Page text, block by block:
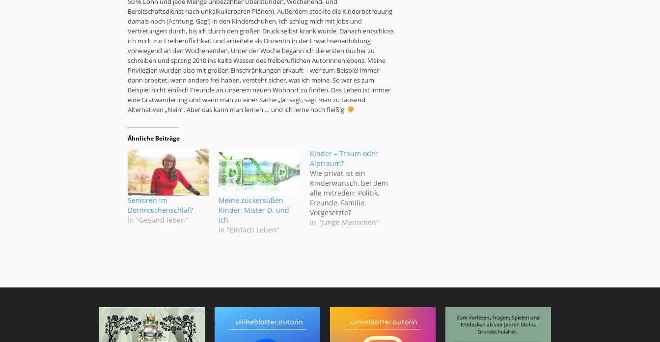
Bereitschaftsdienst nach unkalkulierbaren Plänen). Außerdem steckte die Kinderbetreuung
damals noch (Achtung, Gag!) in den Kinderschuhen. Ich schlug mich mit Jobs und
Vertretungen durch, bis ich durch den großen Druck selbst krank wurde. Danach entschloss
ich mich zur Freiberuflichkeit und arbeitete als Dozentin in der Erwachsenenbildung
vorwiegend an den Wochenenden. Unter der Woche begann ich die ersten Bücher zu
schreiben und sprang 2010 ins kalte Wasser des freiberuflichen Autorinnenlebens. Meine
Privilegien wurden also mit großen Einschränkungen erkauft – wer zum Beispiel immer
dann arbeitet, wenn andere frei haben, versteht sicher, was ich meine. So war es zum
Beispiel nicht einfach Freunde an unserem neuen Wohnort zu finden. Das Leben ist immer
eine Gratwanderung und wenn man zu einer Sache „Ja“ sagt, sagt man zu tausend
Alternativen „Nein“. Aber das kann man lernen … und ich lerne noch fleißig
Ähnliche Beiträge
Senioren im
Dornröschenschlaf?
In "Gesund leben"
Meine zuckersüßen
Kinder, Mister D. und
ich
In "Einfach Leben"
Kinder – Traum oder
Alptraum?
Wie privat ist ein
Kinderwunsch, bei dem
alle mitreden: Politik,
Freunde, Familie,
Vorgesetzte?
Beobachtungen aus den
In "Junge Menschen"